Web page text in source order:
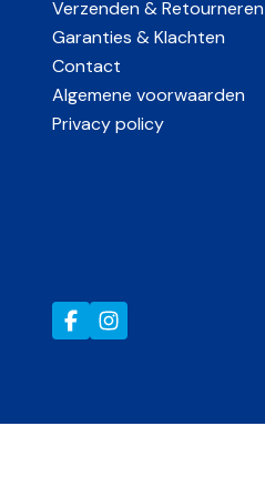
Zoutmelder
Doorstroomcapaciteit
Verzenden & Retourneren
Garanties & Klachten
Contact
Algemene voorwaarden
Privacy policy